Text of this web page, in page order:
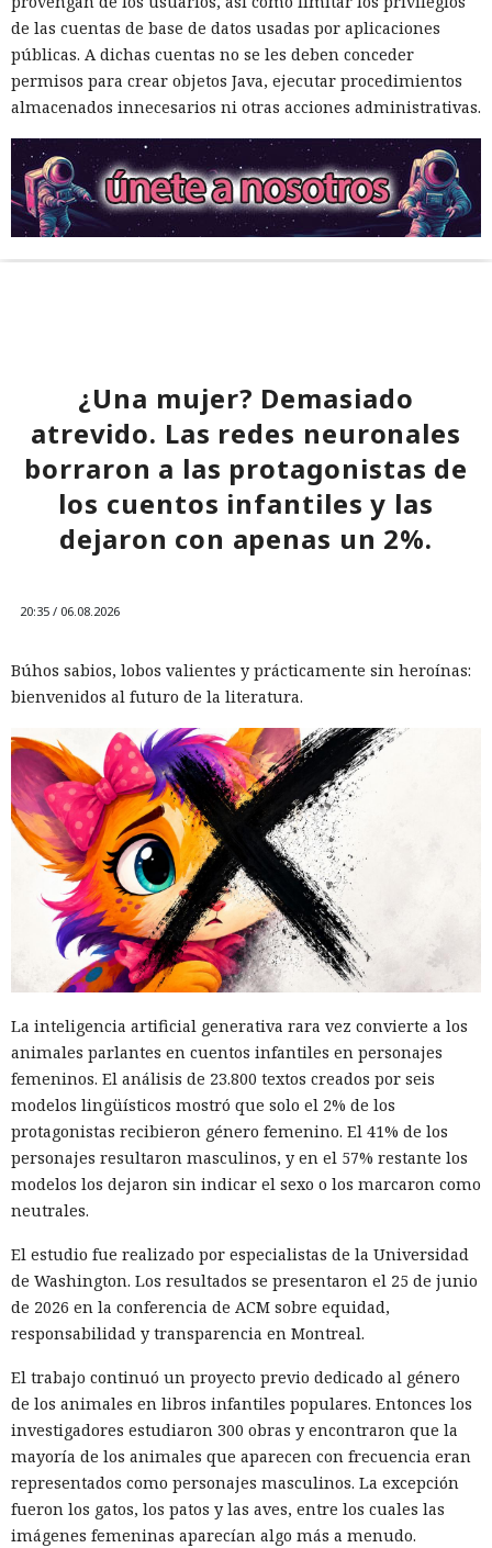
de las cuentas de base de datos usadas por aplicaciones
públicas. A dichas cuentas no se les deben conceder
permisos para crear objetos Java, ejecutar procedimientos
almacenados innecesarios ni otras acciones administrativas.
¿Una mujer? Demasiado
atrevido. Las redes neuronales
borraron a las protagonistas de
los cuentos infantiles y las
dejaron con apenas un 2%.
20:35 / 06.08.2026
Búhos sabios, lobos valientes y prácticamente sin heroínas:
bienvenidos al futuro de la literatura.
La inteligencia artificial generativa rara vez convierte a los
animales parlantes en cuentos infantiles en personajes
femeninos. El análisis de 23.800 textos creados por seis
modelos lingüísticos mostró que solo el 2% de los
protagonistas recibieron género femenino. El 41% de los
personajes resultaron masculinos, y en el 57% restante los
modelos los dejaron sin indicar el sexo o los marcaron como
neutrales.
El estudio fue realizado por especialistas de la Universidad
de Washington. Los resultados se presentaron el 25 de junio
de 2026 en la conferencia de ACM sobre equidad,
responsabilidad y transparencia en Montreal.
El trabajo continuó un proyecto previo dedicado al género
de los animales en libros infantiles populares. Entonces los
investigadores estudiaron 300 obras y encontraron que la
mayoría de los animales que aparecen con frecuencia eran
representados como personajes masculinos. La excepción
fueron los gatos, los patos y las aves, entre los cuales las
imágenes femeninas aparecían algo más a menudo.